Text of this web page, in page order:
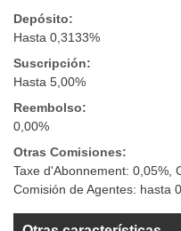
Depósito:
Hasta 0,3133%
Suscripción:
Hasta 5,00%
Reembolso:
0,00%
Otras Comisiones:
Taxe d'Abonnement: 0,05%,
Comisión de Agentes: hasta